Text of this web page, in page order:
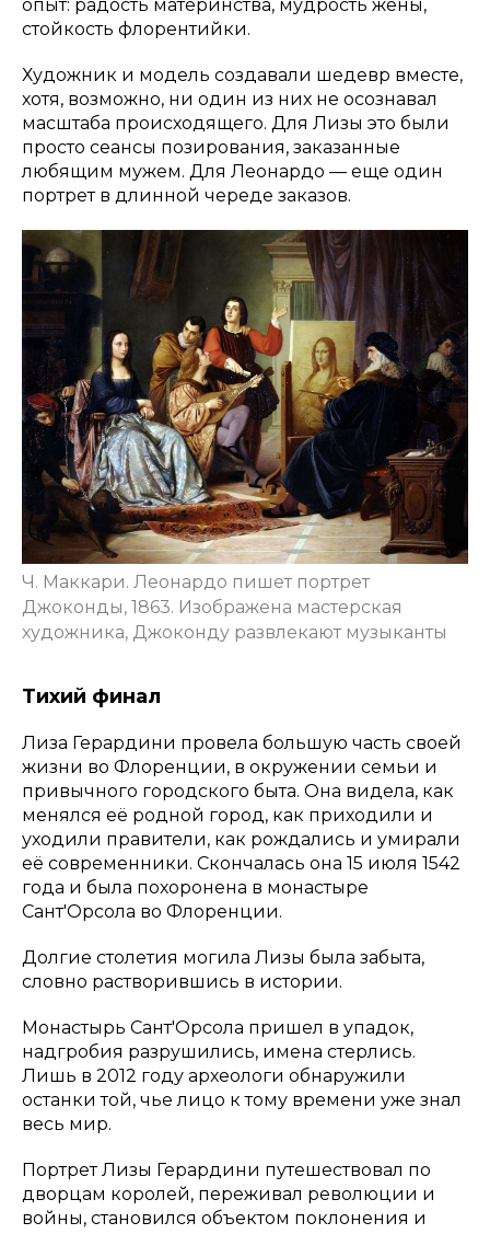
опыт: радость материнства, мудрость жены,
стойкость флорентийки.
Художник и модель создавали шедевр вместе,
хотя, возможно, ни один из них не осознавал
масштаба происходящего. Для Лизы это были
просто сеансы позирования, заказанные
любящим мужем. Для Леонардо — еще один
портрет в длинной череде заказов.
Ч. Маккари. Леонардо пишет портрет
Джоконды, 1863. Изображена мастерская
художника, Джоконду развлекают музыканты
Тихий финал
Лиза Герардини провела большую часть своей
жизни во Флоренции, в окружении семьи и
привычного городского быта. Она видела, как
менялся её родной город, как приходили и
уходили правители, как рождались и умирали
её современники. Скончалась она 15 июля 1542
года и была похоронена в монастыре
Сант'Орсола во Флоренции.
Долгие столетия могила Лизы была забыта,
словно растворившись в истории.
Монастырь Сант'Орсола пришел в упадок,
надгробия разрушились, имена стерлись.
Лишь в 2012 году археологи обнаружили
останки той, чье лицо к тому времени уже знал
весь мир.
Портрет Лизы Герардини путешествовал по
дворцам королей, переживал революции и
войны, становился объектом поклонения и